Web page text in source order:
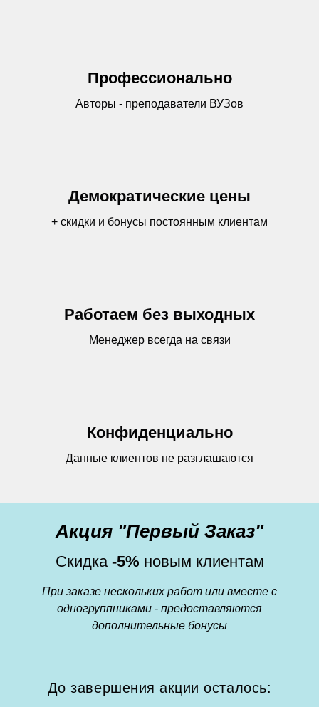
Профессионально
Авторы - преподаватели ВУЗов
Демократические цены
+ скидки и бонусы постоянным клиентам
Работаем без выходных
Менеджер всегда на связи
Конфиденциально
Данные клиентов не разглашаются
Акция "Первый Заказ"
Скидка -5% новым клиентам
При заказе нескольких работ или вместе с
одногруппниками - предоставляются
дополнительные бонусы
До завершения акции осталось: